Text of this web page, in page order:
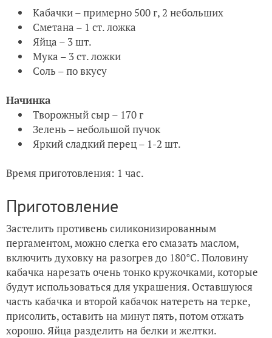
Кабачки – примерно 500 г, 2 небольших
Сметана – 1 ст. ложка
Яйца – 3 шт.
Мука – 3 ст. ложки
Соль – по вкусу
Начинка
Творожный сыр – 170 г
Зелень – небольшой пучок
Яркий сладкий перец – 1-2 шт.
Время приготовления: 1 час.
Приготовление
Застелить противень силиконизированным
пергаментом, можно слегка его смазать маслом,
включить духовку на разогрев до 180°C. Половину
кабачка нарезать очень тонко кружочками, которые
будут использоваться для украшения. Оставшуюся
часть кабачка и второй кабачок натереть на терке,
присолить, оставить на минут пять, потом отжать
хорошо. Яйца разделить на белки и желтки.